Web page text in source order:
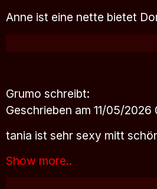
Anne ist eine nette bietet
Grumo schreibt:
Geschrieben am 11/05/2026
tania ist sehr sexy mitt
Show more..